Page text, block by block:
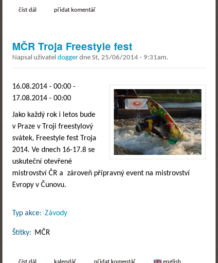
číst dál mčr troja freestyle fest - výsledky
přidat komentář
MČR Troja Freestyle fest
Napsal uživatel dogger dne St, 25/06/2014 - 9:31am.
16.08.2014 - 00:00 -
17.08.2014 - 00:00
Jako každý rok i letos bude
v Praze v Troji freestylový
svátek, Freestyle fest Troja
2014. Ve dnech 16-17.8 se
uskuteční otevřené
mistrovství ČR a zároveň přípravný event na mistrovství
Evropy v Čunovu.
Typ akce: Závody
Štítky: MČR
číst dál mčr troja freestyle fest
kalendář přidat komentář english